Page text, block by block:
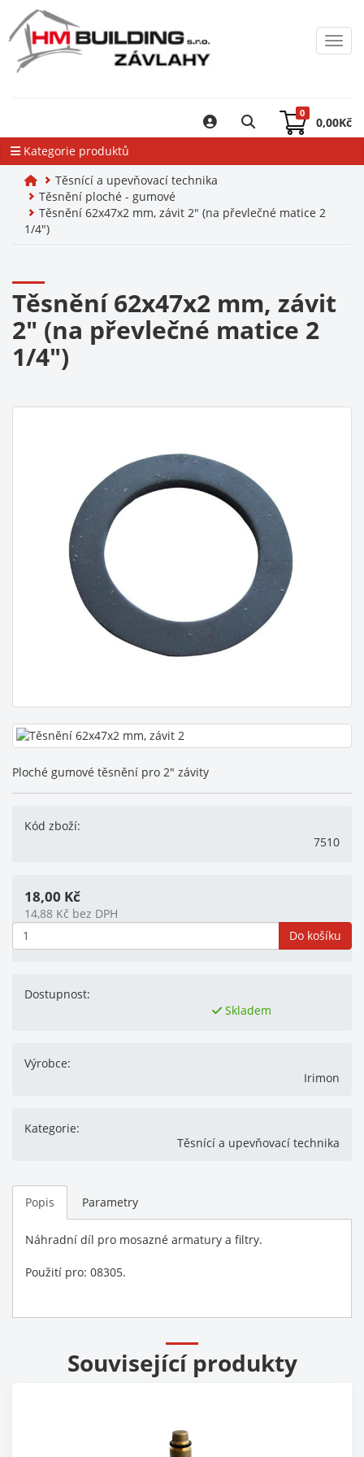
0
0,00Kč
Kategorie produktů
Těsnící a upevňovací technika
Těsnění ploché - gumové
Těsnění 62x47x2 mm, závit 2" (na převlečné matice 2
1/4")
Těsnění 62x47x2 mm, závit
2" (na převlečné matice 2
1/4")
Ploché gumové těsnění pro 2" závity
Kód zboží:
7510
18,00 Kč
14,88 Kč bez DPH
Do košíku
Dostupnost:
Skladem
Výrobce:
Irimon
Kategorie:
Těsnící a upevňovací technika
Popis Parametry
Náhradní díl pro mosazné armatury a filtry.
Použití pro: 08305.
Související produkty